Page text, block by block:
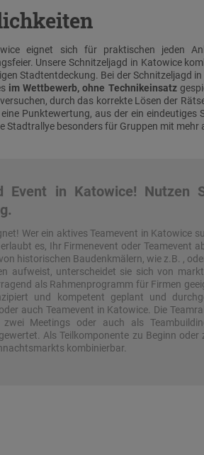
eignet sich für praktischen jeden
Unsere Schnitzeljagd in Katowice
Stadtentdeckung. Bei der Schnitzeljagd
im Wettbewerb, ohne Technikeinsatz
durch das korrekte Lösen der
Punktewertung, aus der ein eindeutiges
Stadtrallye besonders für Gruppen mit mehr
Event in Katowice! Nutzen
Wer ein aktives Teamevent in Katowice
es, Ihr Firmenevent oder Teamevent
historischen Baudenkmälern, wie z.B. ,
aufweist, unterscheidet sie sich von
als Rahmenprogramm für Firmen
und kompetent geplant und
auch Teamevent in Katowice. Die
Meetings oder auch als
Als Teilkomponente zu Beginn oder
kombinierbar.